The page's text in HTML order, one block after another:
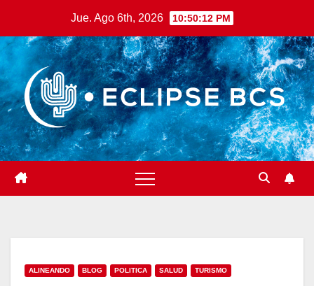
contenido
Jue. Ago 6th, 2026 10:50:13 PM
ALINEANDO BLOG POLITICA SALUD TURISMO